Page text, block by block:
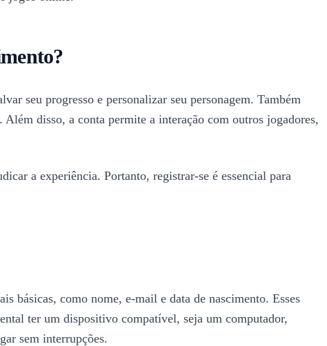
seu progresso e personalizar seu personagem. Também
disso, a conta permite a interação com outros jogadores,
a experiência. Portanto, registrar-se é essencial para
básicas, como nome, e-mail e data de nascimento. Esses
ter um dispositivo compatível, seja um computador,
sem interrupções.